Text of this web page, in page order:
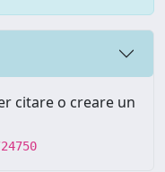
citare o creare un